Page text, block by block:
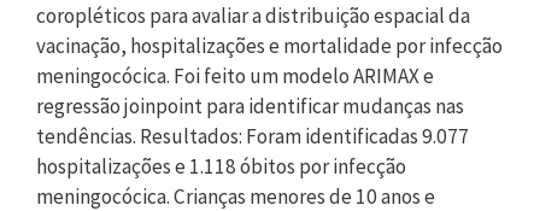
coropléticos para avaliar a distribuição espacial da
vacinação, hospitalizações e mortalidade por infecção
meningocócica. Foi feito um modelo ARIMAX e
regressão joinpoint para identificar mudanças nas
tendências. Resultados: Foram identificadas 9.077
hospitalizações e 1.118 óbitos por infecção
meningocócica. Crianças menores de 10 anos e